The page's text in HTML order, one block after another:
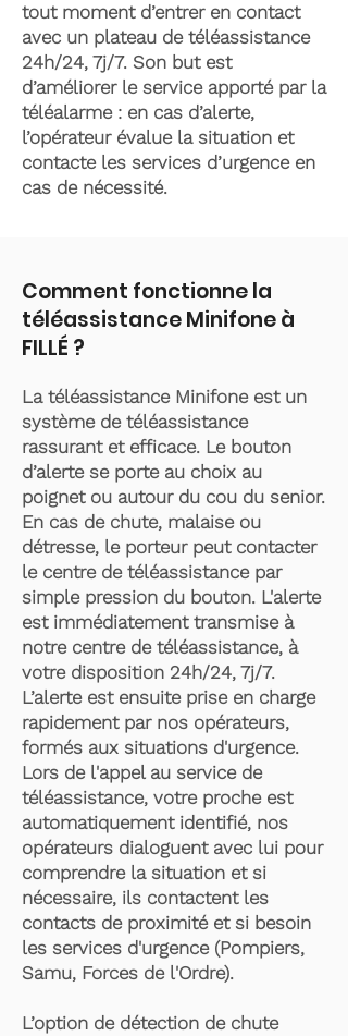
tout moment d’entrer en contact
avec un plateau de téléassistance
24h/24, 7j/7. Son but est
d’améliorer le service apporté par la
téléalarme : en cas d’alerte,
l’opérateur évalue la situation et
contacte les services d’urgence en
cas de nécessité.
Comment fonctionne la
téléassistance Minifone à
FILLÉ ?
La téléassistance Minifone est un
système de téléassistance
rassurant et efficace. Le bouton
d’alerte se porte au choix au
poignet ou autour du cou du senior.
En cas de chute, malaise ou
détresse, le porteur peut contacter
le centre de téléassistance par
simple pression du bouton. L'alerte
est immédiatement transmise à
notre centre de téléassistance, à
votre disposition 24h/24, 7j/7.
L’alerte est ensuite prise en charge
rapidement par nos opérateurs,
formés aux situations d'urgence.
Lors de l'appel au service de
téléassistance, votre proche est
automatiquement identifié, nos
opérateurs dialoguent avec lui pour
comprendre la situation et si
nécessaire, ils contactent les
contacts de proximité et si besoin
les services d'urgence (Pompiers,
Samu, Forces de l'Ordre).
L’option de détection de chute